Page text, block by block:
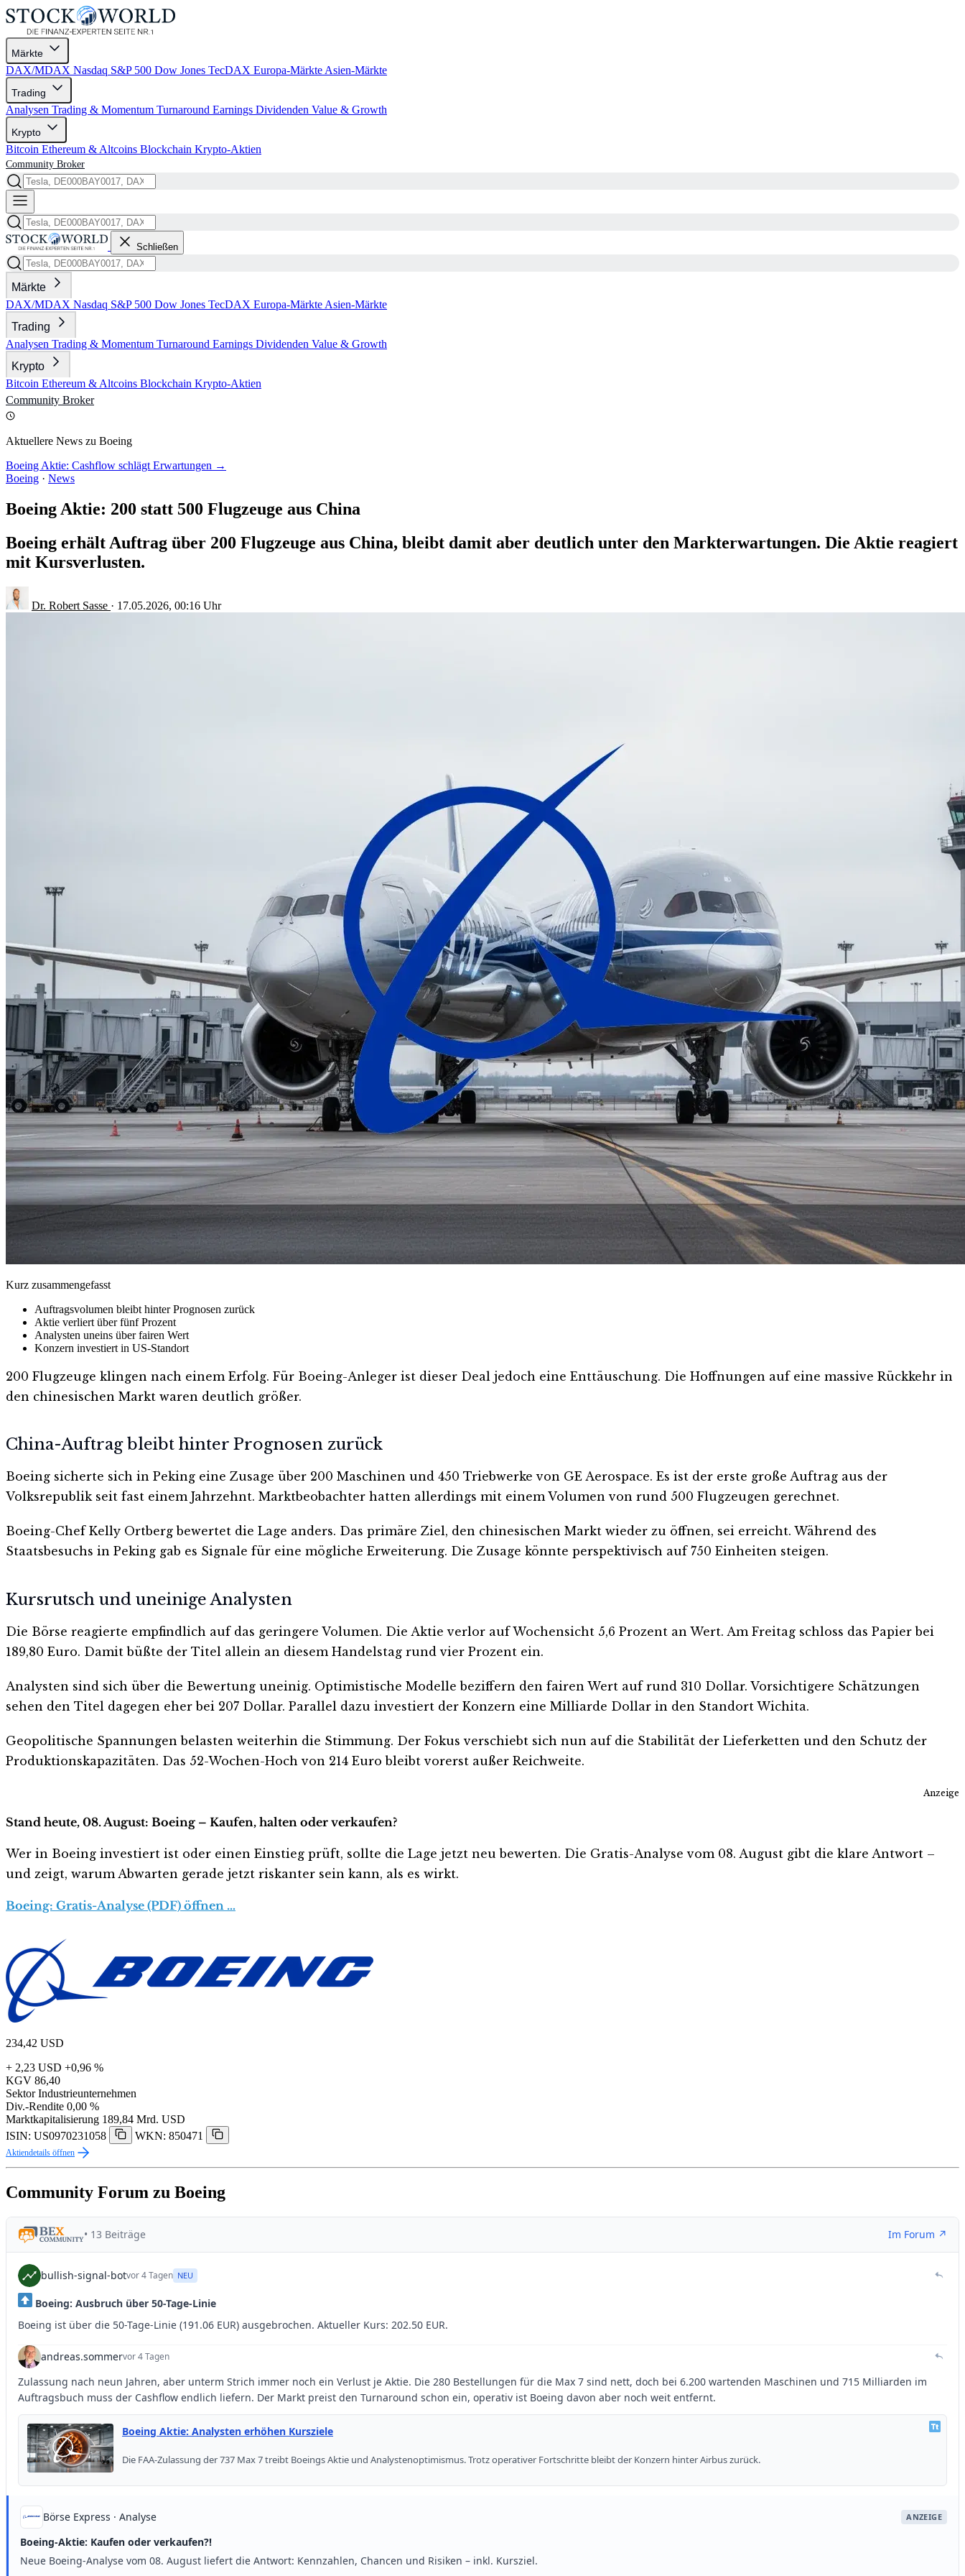
Märkte
DAX/MDAX Nasdaq S&P 500 Dow Jones TecDAX Europa-Märkte Asien-Märkte
Trading
Analysen Trading & Momentum Turnaround Earnings Dividenden Value & Growth
Krypto
Bitcoin Ethereum & Altcoins Blockchain Krypto-Aktien
Community Broker
Schließen
Märkte
DAX/MDAX Nasdaq S&P 500 Dow Jones TecDAX Europa-Märkte Asien-Märkte
Trading
Analysen Trading & Momentum Turnaround Earnings Dividenden Value & Growth
Krypto
Bitcoin Ethereum & Altcoins Blockchain Krypto-Aktien
Community Broker
Aktuellere News zu Boeing
Boeing Aktie: Cashflow schlägt Erwartungen →
Boeing · News
Boeing Aktie: 200 statt 500 Flugzeuge aus China
Boeing erhält Auftrag über 200 Flugzeuge aus China, bleibt damit aber deutlich unter den Markterwartungen. Die Aktie reagiert
mit Kursverlusten.
Dr. Robert Sasse · 17.05.2026, 00:16 Uhr
Kurz zusammengefasst
Auftragsvolumen bleibt hinter Prognosen zurück
Aktie verliert über fünf Prozent
Analysten uneins über fairen Wert
Konzern investiert in US-Standort
200 Flugzeuge klingen nach einem Erfolg. Für Boeing-Anleger ist dieser Deal jedoch eine Enttäuschung. Die Hoffnungen auf eine massive Rückkehr in
den chinesischen Markt waren deutlich größer.
China-Auftrag bleibt hinter Prognosen zurück
Boeing sicherte sich in Peking eine Zusage über 200 Maschinen und 450 Triebwerke von GE Aerospace. Es ist der erste große Auftrag aus der
Volksrepublik seit fast einem Jahrzehnt. Marktbeobachter hatten allerdings mit einem Volumen von rund 500 Flugzeugen gerechnet.
Boeing-Chef Kelly Ortberg bewertet die Lage anders. Das primäre Ziel, den chinesischen Markt wieder zu öffnen, sei erreicht. Während des
Staatsbesuchs in Peking gab es Signale für eine mögliche Erweiterung. Die Zusage könnte perspektivisch auf 750 Einheiten steigen.
Kursrutsch und uneinige Analysten
Die Börse reagierte empfindlich auf das geringere Volumen. Die Aktie verlor auf Wochensicht 5,6 Prozent an Wert. Am Freitag schloss das Papier bei
189,80 Euro. Damit büßte der Titel allein an diesem Handelstag rund vier Prozent ein.
Analysten sind sich über die Bewertung uneinig. Optimistische Modelle beziffern den fairen Wert auf rund 310 Dollar. Vorsichtigere Schätzungen
sehen den Titel dagegen eher bei 207 Dollar. Parallel dazu investiert der Konzern eine Milliarde Dollar in den Standort Wichita.
Geopolitische Spannungen belasten weiterhin die Stimmung. Der Fokus verschiebt sich nun auf die Stabilität der Lieferketten und den Schutz der
Produktionskapazitäten. Das 52-Wochen-Hoch von 214 Euro bleibt vorerst außer Reichweite.
Anzeige
Stand heute, 08. August: Boeing – Kaufen, halten oder verkaufen?
Wer in Boeing investiert ist oder einen Einstieg prüft, sollte die Lage jetzt neu bewerten. Die Gratis-Analyse vom 08. August gibt die klare Antwort –
und zeigt, warum Abwarten gerade jetzt riskanter sein kann, als es wirkt.
Boeing: Gratis-Analyse (PDF) öffnen …
234,42 USD
+ 2,23 USD +0,96 %
KGV 86,40
Sektor Industrieunternehmen
Div.-Rendite 0,00 %
Marktkapitalisierung 189,84 Mrd. USD
ISIN: US0970231058
WKN: 850471
Aktiendetails öffnen
Community Forum zu Boeing